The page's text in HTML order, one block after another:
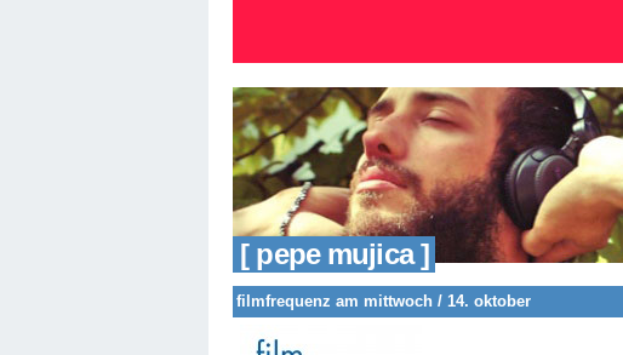
[ pepe mujica ]
filmfrequenz am mittwoch / 14. oktober